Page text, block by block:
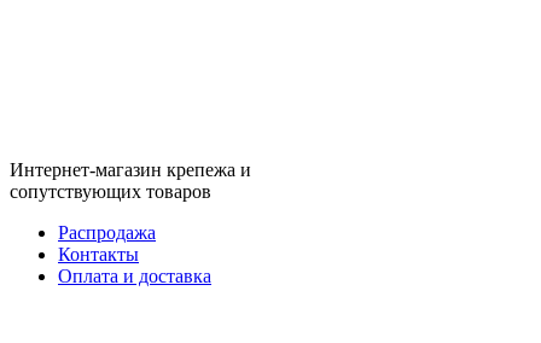
Интернет-магазин крепежа и
сопутствующих товаров
Распродажа
Контакты
Оплата и доставка